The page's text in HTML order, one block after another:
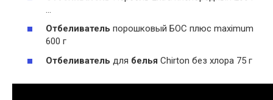
…
Отбеливатель порошковый БОС плюс maximum
600 г
Отбеливатель для белья Chirton без хлора 75 г